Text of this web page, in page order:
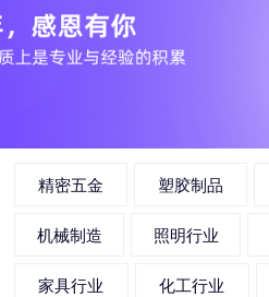
精密五金 塑胶制品
机械制造 照明行业
家具行业 化工行业